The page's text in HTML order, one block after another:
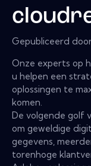
Gepubliceerd
Onze experts op
u helpen een
oplossingen te
komen.
De volgende golf
om geweldige
gegevens,
torenhoge